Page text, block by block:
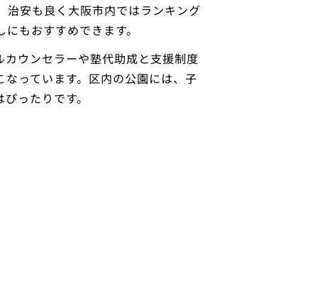
治安も良く大阪市内ではランキング
もおすすめできます。
ウンセラーや塾代助成と支援制度
っています。区内の公園には、子
ったりです。